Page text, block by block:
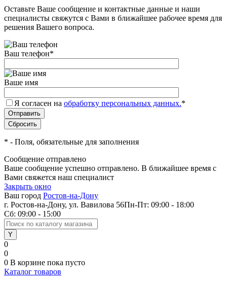
Оставьте Ваше сообщение и контактные данные и наши
специалисты свяжутся с Вами в ближайшее рабочее время для
решения Вашего вопроса.
Ваш телефон*
Ваше имя
Я согласен на обработку персональных данных.*
* - Поля, обязательные для заполнения
Сообщение отправлено
Ваше сообщение успешно отправлено. В ближайшее время с
Вами свяжется наш специалист
Закрыть окно
Ваш город Ростов-на-Дону
г. Ростов-на-Дону, ул. Вавилова 56Пн-Пт: 09:00 - 18:00
Сб: 09:00 - 15:00
0
0
0 В корзине пока пусто
Каталог товаров